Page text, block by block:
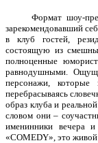
Формат шоу-
зарекомендовавший
в клуб гостей,
состоящую из
полноценные
равнодушными.
персонажи,
перебрасываясь
образ клуба и
словом они –
именинники вечера
«COMEDY», это